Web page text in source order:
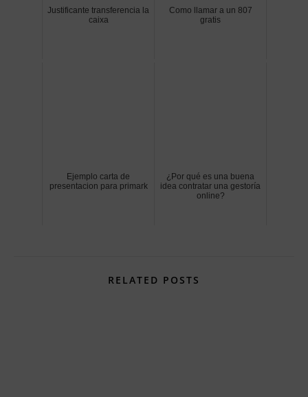
Justificante transferencia la
caixa
Como llamar a un 807
gratis
Ejemplo carta de
presentacion para primark
¿Por qué es una buena
idea contratar una gestoría
online?
RELATED POSTS